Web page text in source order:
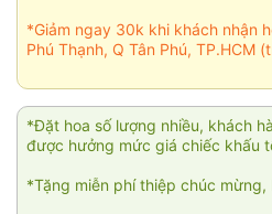
*Giảm ngay 30k khi khách nhận
Phú Thạnh, Q Tân Phú, TP.HCM
*Đặt hoa số lượng nhiều, khách
được hưởng mức giá chiếc khấu
*Tặng miễn phí thiệp chúc mừng,